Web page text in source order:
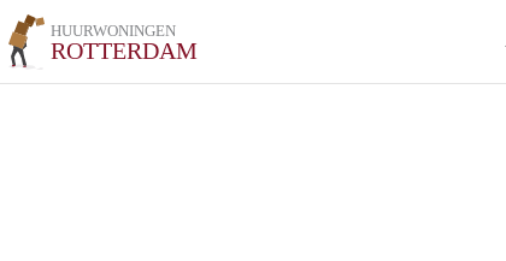
HUURWONINGEN
ROTTERDAM